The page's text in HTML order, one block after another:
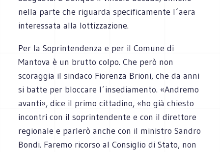
nella parte che riguarda specificamente l´aera
interessata alla lottizzazione.
Per la Soprintendenza e per il Comune di
Mantova è un brutto colpo. Che però non
scoraggia il sindaco Fiorenza Brioni, che da anni
si batte per bloccare l´insediamento. «Andremo
avanti», dice il primo cittadino, «ho già chiesto
incontri con il soprintendente e con il direttore
regionale e parlerò anche con il ministro Sandro
Bondi. Faremo ricorso al Consiglio di Stato, non